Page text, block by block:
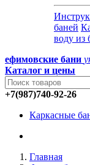
баней
воду из
ефимовские бани
Каталог и цены
+7(987)740-92-26
Каркасные
Главная